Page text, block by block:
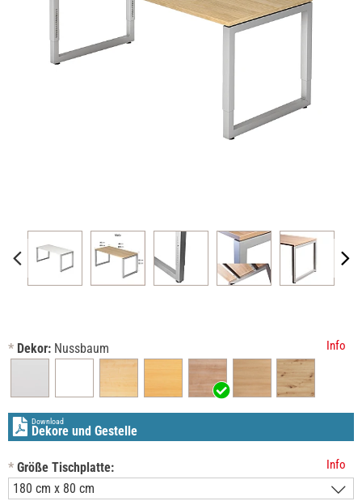
* Dekor: Nussbaum Info
Download
Dekore und Gestelle
* Größe Tischplatte: Info